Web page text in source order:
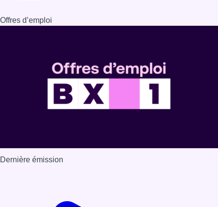
Offres d’emploi
Dernière émission